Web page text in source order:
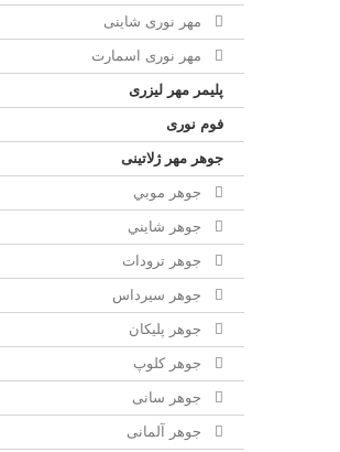
مهر نوری شاینی
مهر نوری اسمارت
پلیمر مهر لیزری
فوم نوری
جوهر مهر ژلاتینی
جوهر موبي
جوهر شايني
جوهر ترودات
جوهر سيرداس
جوهر پلیکان
جوهر کلوپ
جوهر سانی
جوهر آلمانی